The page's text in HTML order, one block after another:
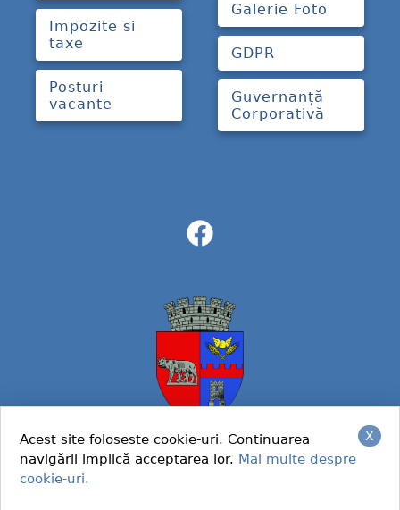
© 2022 Primaria Caracal
Impozite si
taxe
Posturi
vacante
Galerie Foto
GDPR
Guvernanță
Corporativă
X
Acest site foloseste cookie-uri. Continuarea
navigării implică acceptarea lor. Mai multe despre
cookie-uri.